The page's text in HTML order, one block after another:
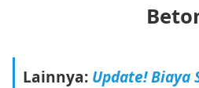
Lainnya: Update! Biaya